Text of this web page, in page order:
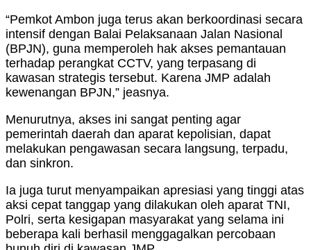
“Pemkot Ambon juga terus akan berkoordinasi secara
intensif dengan Balai Pelaksanaan Jalan Nasional
(BPJN), guna memperoleh hak akses pemantauan
terhadap perangkat CCTV, yang terpasang di
kawasan strategis tersebut. Karena JMP adalah
kewenangan BPJN,” jeasnya.
Menurutnya, akses ini sangat penting agar
pemerintah daerah dan aparat kepolisian, dapat
melakukan pengawasan secara langsung, terpadu,
dan sinkron.
Ia juga turut menyampaikan apresiasi yang tinggi atas
aksi cepat tanggap yang dilakukan oleh aparat TNI,
Polri, serta kesigapan masyarakat yang selama ini
beberapa kali berhasil menggagalkan percobaan